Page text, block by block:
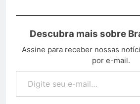
Descubra mais sobre
Assine para receber nossas
por e-mail.